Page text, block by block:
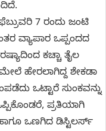
7 ರಂದು ಜಂಟಿ
ವ್ಯಾಪಾರ ಒಪ್ಪಂದದ
ಕಚ್ಚಾ ತೈಲ
ಹೇರಲಾಗಿದ್ದ ಶೇಕಡಾ
ಒಟ್ಟಾರೆ ಸುಂಕವನ್ನು
ಪ್ರತಿಯಾಗಿ
ಒಣಗಿದ ಡಿಸ್ಟಿಲರ್ಸ್